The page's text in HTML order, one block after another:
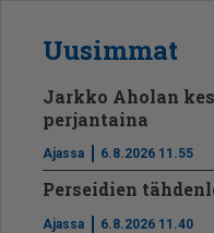
Uusimmat
Jarkko Aholan
perjantaina
Ajassa 6.8.2026 11.55
Perseidien
Ajassa 6.8.2026 11.40